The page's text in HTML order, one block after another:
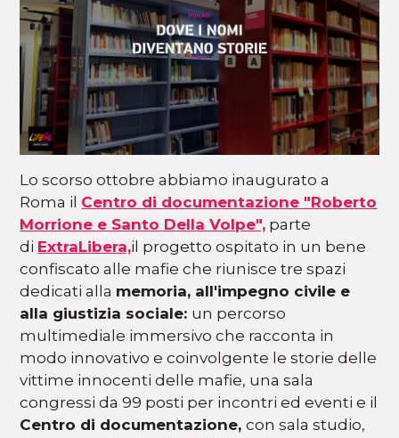
Lo scorso ottobre abbiamo inaugurato a
Roma il Centro di documentazione "Roberto
Morrione e Santo Della Volpe", parte
di ExtraLibera,il progetto ospitato in un bene
confiscato alle mafie che riunisce tre spazi
dedicati alla memoria, all'impegno civile e
alla giustizia sociale: un percorso
multimediale immersivo che racconta in
modo innovativo e coinvolgente le storie delle
vittime innocenti delle mafie, una sala
congressi da 99 posti per incontri ed eventi e il
Centro di documentazione,con sala studio,